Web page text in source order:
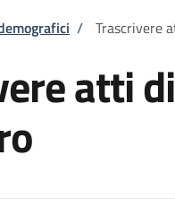
pane
/ Trascrivere
atti